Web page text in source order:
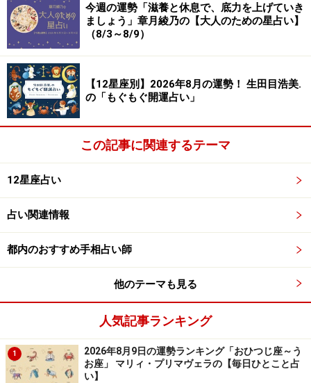
とも。相手との関係性より、受け取ったものに着目をし
てみて。名前も知らない人がキーパーソンになるかも？
＞【幸せのカルテ】他の星座が気になる人はこちら
※記事内容は執筆時点のものです。最新の内容をご確認くださ
い。
【編集部おすすめの購入サイト】
今週の運勢「滋養と休息で、底力を上げていき
ましょう」章月綾乃の【大人のための星占い】
（8/3～8/9）
【12星座別】2026年8月の運勢！ 生田目浩美.
の「もぐもぐ開運占い」
この記事に関連するテーマ
12星座占い
占い関連情報
都内のおすすめ手相占い師
他のテーマも見る
人気記事ランキング
1
2026年8月9日の運勢ランキング「おひつじ座～う
お座」 マリィ・プリマヴェラの【毎日ひとこと占
い】